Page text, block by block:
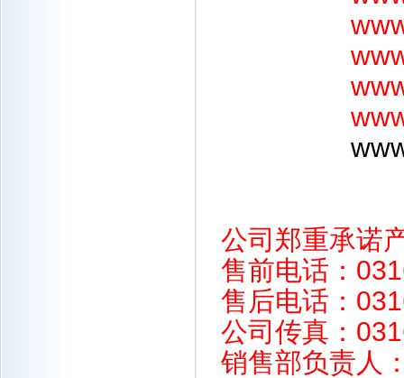
公司郑重承诺
售前电话：
售后电话：
公司传真：
销售部负责人